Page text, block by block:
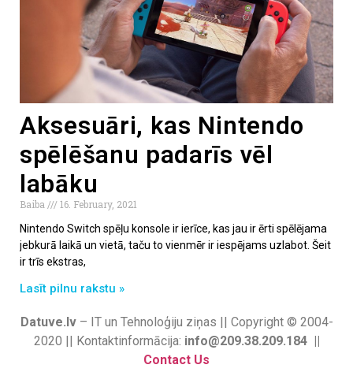
Aksesuāri, kas Nintendo
spēlēšanu padarīs vēl
labāku
Baiba
16. February, 2021
Nintendo Switch spēļu konsole ir ierīce, kas jau ir ērti spēlējama
jebkurā laikā un vietā, taču to vienmēr ir iespējams uzlabot. Šeit
ir trīs ekstras,
Lasīt pilnu rakstu »
Datuve.lv– IT un Tehnoloģiju ziņas || Copyright © 2004-
2020 || Kontaktinformācija: info@209.38.209.184 ||
Contact Us